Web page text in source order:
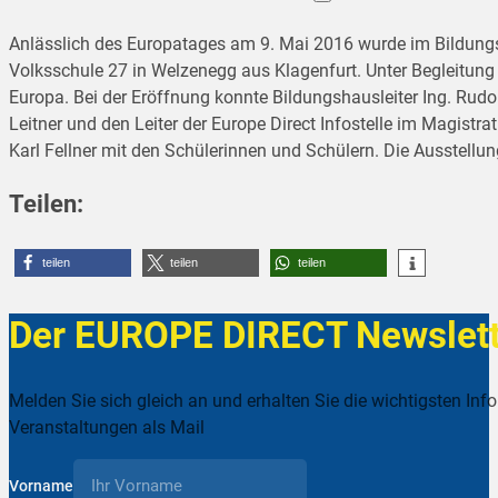
Anlässlich des Europatages am 9. Mai 2016 wurde im
Volksschule 27 in Welzenegg aus Klagenfurt. Unter
Europa. Bei der Eröffnung konnte Bildungshausleiter Ing.
Leitner und den Leiter der Europe Direct Infostelle im
Karl Fellner mit den Schülerinnen und Schülern. Die
Teilen:
teilen teilen teilen
Der EUROPE DIRECT
Melden Sie sich gleich an und erhalten Sie die wichtigsten
Veranstaltungen als Mail
Vorname